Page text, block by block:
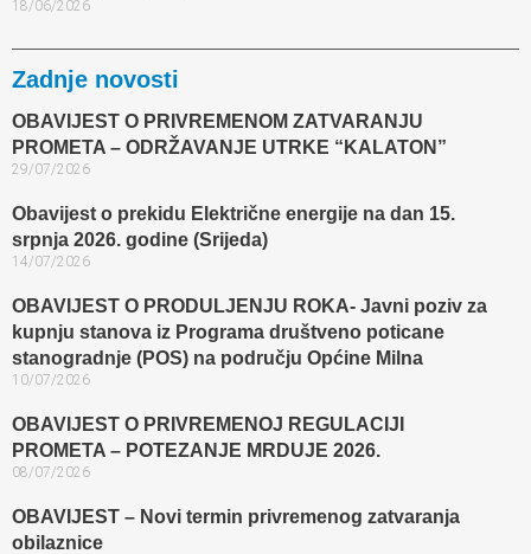
18/06/2026
Zadnje novosti
OBAVIJEST O PRIVREMENOM ZATVARANJU
PROMETA – ODRŽAVANJE UTRKE “KALATON”
29/07/2026
Obavijest o prekidu Električne energije na dan 15.
srpnja 2026. godine (Srijeda)
14/07/2026
OBAVIJEST O PRODULJENJU ROKA- Javni poziv za
kupnju stanova iz Programa društveno poticane
stanogradnje (POS) na području Općine Milna
10/07/2026
OBAVIJEST O PRIVREMENOJ REGULACIJI
PROMETA – POTEZANJE MRDUJE 2026.
08/07/2026
OBAVIJEST – Novi termin privremenog zatvaranja
obilaznice​